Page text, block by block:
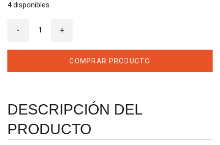
4 disponibles
-
Anular
+
COMPRAR PRODUCTO
DESCRIPCIÓN DEL
PRODUCTO